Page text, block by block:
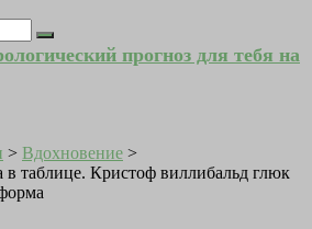
прогноз для тебя на
> Вдохновение >
в таблице. Кристоф виллибальд глюк